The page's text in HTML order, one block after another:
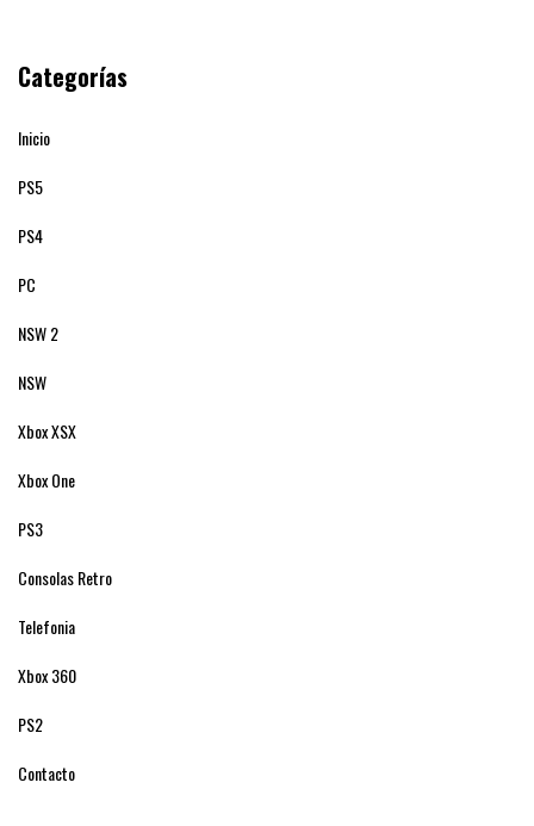
Categorías
Inicio
PS5
PS4
PC
NSW 2
NSW
Xbox XSX
Xbox One
PS3
Consolas Retro
Telefonia
Xbox 360
PS2
Contacto